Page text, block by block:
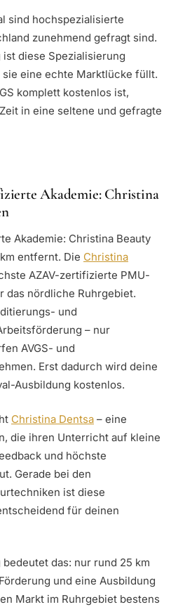
sind hochspezialisierte
zunehmend gefragt sind.
ist diese Spezialisierung
eine echte Marktlücke füllt.
komplett kostenlos ist,
in eine seltene und gefragte
Akademie: Christina
Akademie: Christina Beauty
entfernt. Die Christina
AZAV-zertifizierte PMU-
das nördliche Ruhrgebiet.
und
– nur
AVGS- und
Erst dadurch wird deine
Ausbildung kostenlos.
Christina Dentsa – eine
die ihren Unterricht auf kleine
und höchste
Gerade bei den
ist diese
für deinen
das: nur rund 25 km
und eine Ausbildung
Markt im Ruhrgebiet bestens